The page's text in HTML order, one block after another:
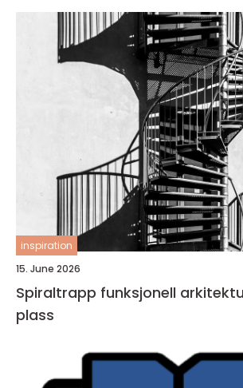
inspiration
15. June 2026
Spiraltrapp funksjonell arkitektur på liten
plass